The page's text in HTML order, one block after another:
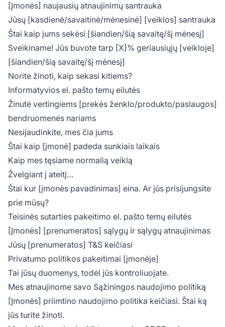
[Įmonės] naujausių atnaujinimų santrauka
Jūsų [kasdienė/savaitinė/mėnesinė] [veiklos] santrauka
Štai kaip jums sekėsi [šiandien/šią savaitę/šį mėnesį]
Sveikiname! Jūs buvote tarp [X]% geriausiųjų [veikloje]
[šiandien/šią savaitę/šį mėnesį]
Norite žinoti, kaip sekasi kitiems?
Informatyvios el. pašto temų eilutės
Žinutė vertingiems [prekės ženklo/produkto/paslaugos]
bendruomenės nariams
Nesijaudinkite, mes čia jums
Štai kaip [įmonė] padeda sunkiais laikais
Kaip mes tęsiame normalią veiklą
Žvelgiant į ateitį…
Štai kur [įmonės pavadinimas] eina. Ar jūs prisijungsite
prie mūsų?
Teisinės sutarties pakeitimo el. pašto temų eilutės
[Įmonės] [prenumeratos] sąlygų ir sąlygų atnaujinimas
Jūsų [prenumeratos] T&S keičiasi
Privatumo politikos pakeitimai [įmonėje]
Tai jūsų duomenys, todėl jūs kontroliuojate.
Mes atnaujinome savo Sąžiningos naudojimo politiką
[Įmonės] priimtino naudojimo politika keičiasi. Štai ką
jūs turite žinoti.